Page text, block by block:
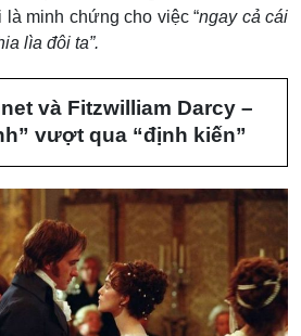
minh chứng cho việc “ngay cả cái
lìa đôi ta”.
và Fitzwilliam Darcy –
vượt qua “định kiến”